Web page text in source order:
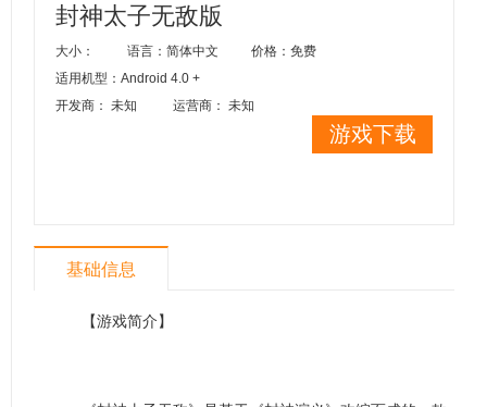
封神太子无敌版
大小： 语言：简体中文
价格：免费
适用机型：Android 4.0 +
开发商： 未知
运营商： 未知
游戏下载
基础信息
【游戏简介】